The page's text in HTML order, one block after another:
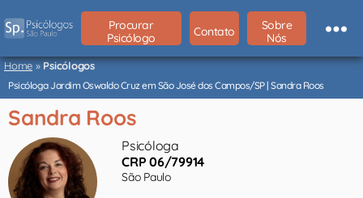
São
Paulo
Procurar
Psicólogo
Contato
Sobre
Nós
Home»Psicólogos
Psicóloga Jardim Oswaldo Cruz em São José dos Campos/SP | Sandra Roos
Sandra Roos
Psicóloga
CRP 06/79914
São Paulo